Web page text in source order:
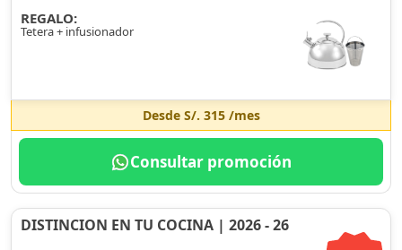
REGALO:
Tetera + infusionador
Desde S/. 315/mes
Consultar promoción
DISTINCION EN TU COCINA | 2026 - 26